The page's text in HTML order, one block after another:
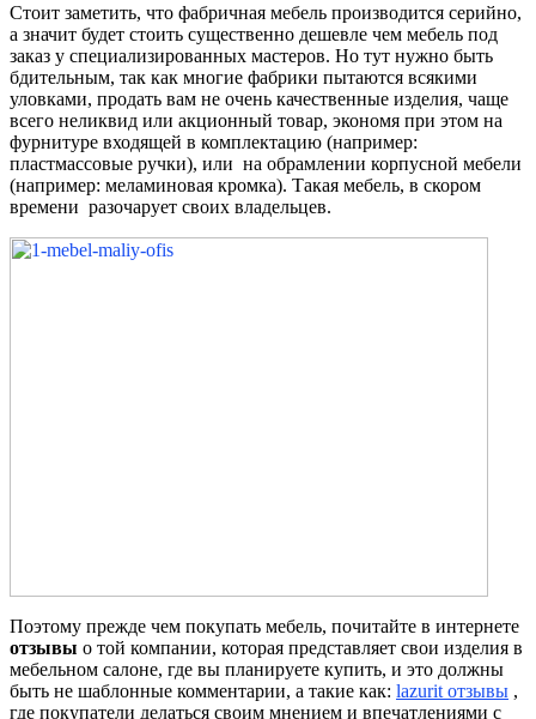
Стоит заметить, что фабричная мебель производится серийно,
а значит будет стоить существенно дешевле чем мебель под
заказ у специализированных мастеров. Но тут нужно быть
бдительным, так как многие фабрики пытаются всякими
уловками, продать вам не очень качественные изделия, чаще
всего неликвид или акционный товар, экономя при этом на
фурнитуре входящей в комплектацию (например:
пластмассовые ручки), или на обрамлении корпусной мебели
(например: меламиновая кромка). Такая мебель, в скором
времени разочарует своих владельцев.
Поэтому прежде чем покупать мебель, почитайте в интернете
отзывы о той компании, которая представляет свои изделия в
мебельном салоне, где вы планируете купить, и это должны
быть не шаблонные комментарии, а такие как: lazurit отзывы ,
где покупатели делаться своим мнением и впечатлениями с